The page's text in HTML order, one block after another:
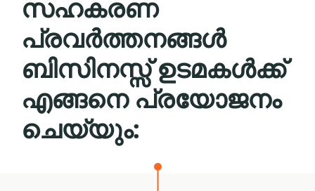
സഹകരണ
പ്രവര്‍ത്തനങ്ങൾ
ബിസിനസ്സ് ഉടമകൾക്ക്
എങ്ങനെ പ്രയോജനം
ചെയ്യും: